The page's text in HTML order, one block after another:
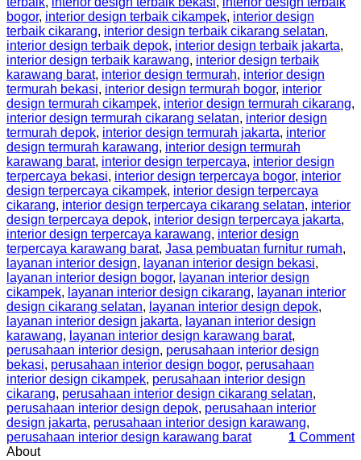
bogor, interior design terbaik cikampek, interior design
terbaik cikarang, interior design terbaik cikarang selatan,
interior design terbaik depok, interior design terbaik jakarta,
interior design terbaik karawang, interior design terbaik
karawang barat, interior design termurah, interior design
termurah bekasi, interior design termurah bogor, interior
design termurah cikampek, interior design termurah cikarang,
interior design termurah cikarang selatan, interior design
termurah depok, interior design termurah jakarta, interior
design termurah karawang, interior design termurah
karawang barat, interior design terpercaya, interior design
terpercaya bekasi, interior design terpercaya bogor, interior
design terpercaya cikampek, interior design terpercaya
cikarang, interior design terpercaya cikarang selatan, interior
design terpercaya depok, interior design terpercaya jakarta,
interior design terpercaya karawang, interior design
terpercaya karawang barat, Jasa pembuatan furnitur rumah,
layanan interior design, layanan interior design bekasi,
layanan interior design bogor, layanan interior design
cikampek, layanan interior design cikarang, layanan interior
design cikarang selatan, layanan interior design depok,
layanan interior design jakarta, layanan interior design
karawang, layanan interior design karawang barat,
perusahaan interior design, perusahaan interior design
bekasi, perusahaan interior design bogor, perusahaan
interior design cikampek, perusahaan interior design
cikarang, perusahaan interior design cikarang selatan,
perusahaan interior design depok, perusahaan interior
design jakarta, perusahaan interior design karawang,
perusahaan interior design karawang barat
1 Comment
About